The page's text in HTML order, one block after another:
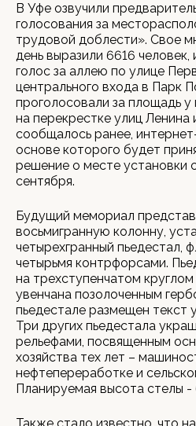
В Уфе озвучили
голосования за
трудовой доблести». Свое
день выразили 6616 человек,
голос за аллею по улице
центрального входа в Парк
проголосовали за площадь у
на перекрестке улиц Ленина
сообщалось ранее,
основе которого будет
решение о месте установки
сентября.
Будущий мемориал
восьмигранную колонну,
четырехгранный пьедестал,
четырьмя контрфорсами.
на трехступенчатом
увенчана позолоченным
пьедестале размещен текст
Три других пьедестала
рельефами, посвященным
хозяйства тех лет –
нефтепереработке и
Планируемая высота стелы